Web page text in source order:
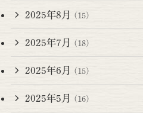
2025年8月 (15)
2025年7月 (18)
2025年6月 (15)
2025年5月 (16)